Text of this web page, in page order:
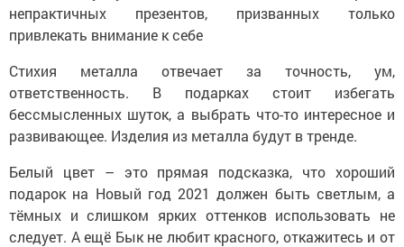
непрактичных презентов, призванных только
привлекать внимание к себе
Стихия металла отвечает за точность, ум,
ответственность. В подарках стоит избегать
бессмысленных шуток, а выбрать что-то интересное и
развивающее. Изделия из металла будут в тренде.
Белый цвет – это прямая подсказка, что хороший
подарок на Новый год 2021 должен быть светлым, а
тёмных и слишком ярких оттенков использовать не
следует. А ещё Бык не любит красного, откажитесь и от